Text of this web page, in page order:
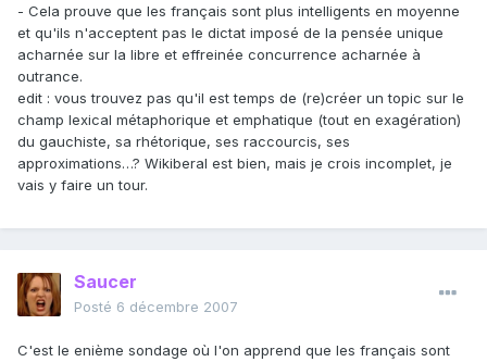
- Cela prouve que les français sont plus intelligents en moyenne
et qu'ils n'acceptent pas le dictat imposé de la pensée unique
acharnée sur la libre et effreinée concurrence acharnée à
outrance.
edit : vous trouvez pas qu'il est temps de (re)créer un topic sur le
champ lexical métaphorique et emphatique (tout en exagération)
du gauchiste, sa rhétorique, ses raccourcis, ses
approximations…? Wikiberal est bien, mais je crois incomplet, je
vais y faire un tour.
Saucer
Posté 6 décembre 2007
C'est le enième sondage où l'on apprend que les français sont